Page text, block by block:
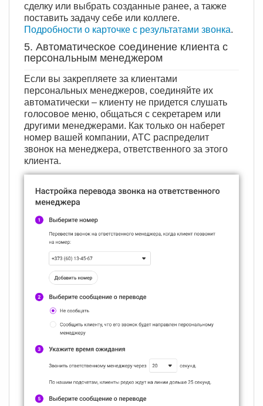
сделку или выбрать созданные ранее, а также
поставить задачу себе или коллеге.
Подробности о карточке с результатами звонка.
5. Автоматическое соединение клиента с
персональным менеджером
Если вы закрепляете за клиентами
персональных менеджеров, соединяйте их
автоматически – клиенту не придется слушать
голосовое меню, общаться с секретарем или
другими менеджерами. Как только он наберет
номер вашей компании, АТС распределит
звонок на менеджера, ответственного за этого
клиента.